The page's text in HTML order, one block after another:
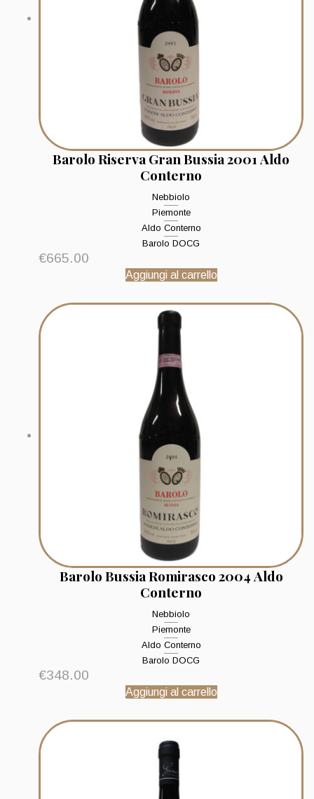
Barolo Riserva Gran Bussia 2001 Aldo
Conterno
Nebbiolo
Piemonte
Aldo Conterno
Barolo DOCG
€665.00
Aggiungi al carrello
Barolo Bussia Romirasco 2004 Aldo
Conterno
Nebbiolo
Piemonte
Aldo Conterno
Barolo DOCG
€348.00
Aggiungi al carrello